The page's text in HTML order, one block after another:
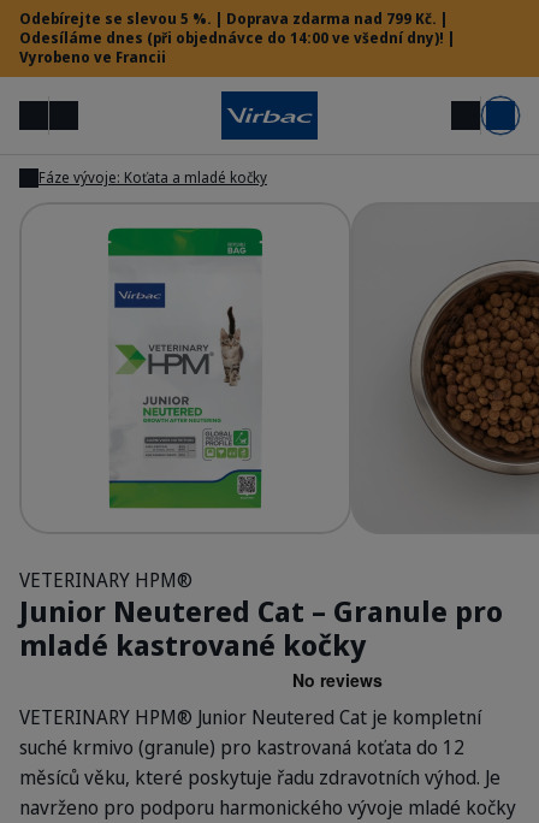
Odebírejte se slevou 5 %. | Doprava zdarma nad 799 Kč. |
Odesíláme dnes (při objednávce do 14:00 ve všední dny)! |
Vyrobeno ve Francii
MenuHledat Můj účet Košík
Potřebujete pomoc?
Fáze vývoje: Koťata a mladé kočky
HPM Prev - Junior Neutered Cat
VETERINARY HPM®
Junior Neutered Cat – Granule pro
mladé kastrované kočky
VETERINARY HPM® Junior Neutered Cat je kompletní
suché krmivo (granule) pro kastrovaná koťata do 12
měsíců věku, které poskytuje řadu zdravotních výhod. Je
navrženo pro podporu harmonického vývoje mladé kočky